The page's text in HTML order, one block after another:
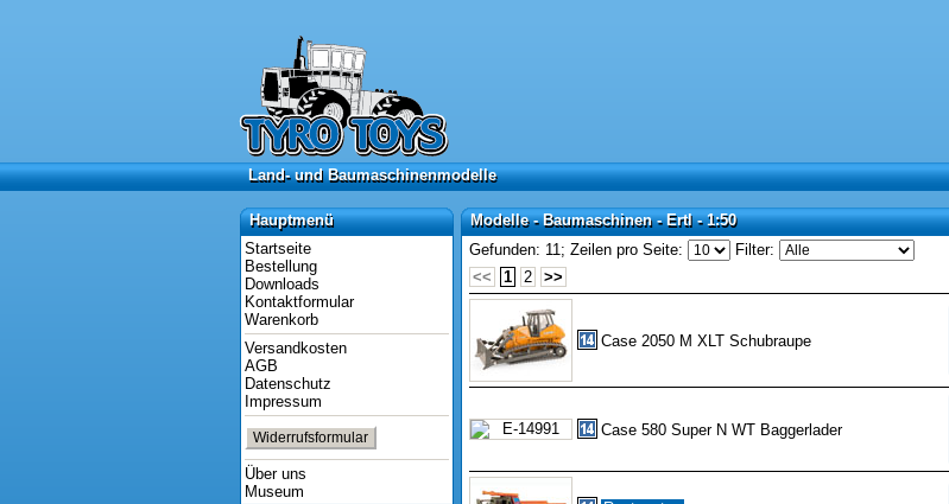
Land- und Baumaschinenmodelle
Land- und Baumaschinenmodelle
Hauptmenü
Hauptmenü
Startseite
Bestellung
Downloads
Kontaktformular
Warenkorb
Versandkosten
AGB
Datenschutz
Impressum
Widerrufsformular
Über uns
Museum
Modelle - Baumaschinen - Ertl - 1:50
Modelle - Baumaschinen - Ertl - 1:50
Gefunden: 11; Zeilen pro Seite:
Filter:
<<
1 2 >>
Case 2050 M XLT Schubraupe
Case 580 Super N WT Baggerlader